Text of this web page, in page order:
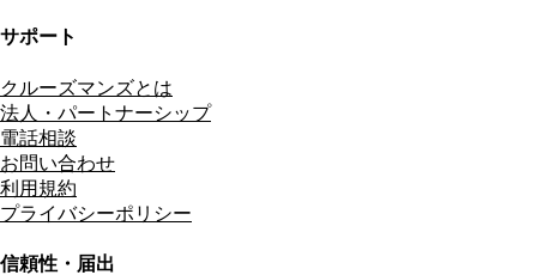
サポート
クルーズマンズとは
法人・パートナーシップ
電話相談
お問い合わせ
利用規約
プライバシーポリシー
信頼性・届出